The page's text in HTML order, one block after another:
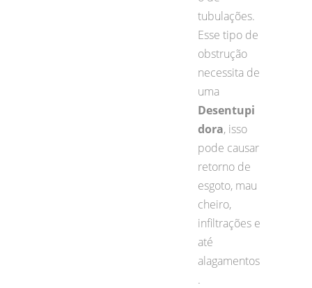
tubulações.
Esse tipo de
obstrução
necessita de
uma
Desentupi
dora, isso
pode causar
retorno de
esgoto, mau
cheiro,
infiltrações e
até
alagamentos
.